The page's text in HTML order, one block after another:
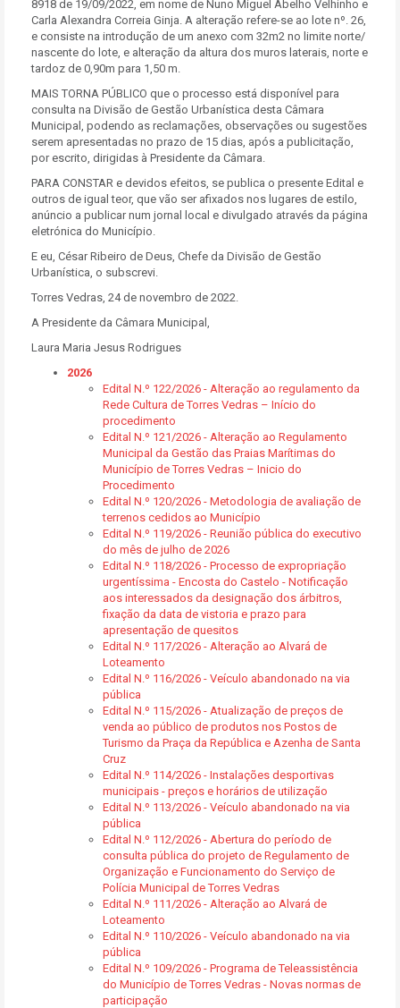
8918 de 19/09/2022, em nome de Nuno Miguel Abelho Velhinho e
Carla Alexandra Correia Ginja. A alteração refere-se ao lote nº. 26,
e consiste na introdução de um anexo com 32m2 no limite norte/
nascente do lote, e alteração da altura dos muros laterais, norte e
tardoz de 0,90m para 1,50 m.
MAIS TORNA PÚBLICO que o processo está disponível para
consulta na Divisão de Gestão Urbanística desta Câmara
Municipal, podendo as reclamações, observações ou sugestões
serem apresentadas no prazo de 15 dias, após a publicitação,
por escrito, dirigidas à Presidente da Câmara.
PARA CONSTAR e devidos efeitos, se publica o presente Edital e
outros de igual teor, que vão ser afixados nos lugares de estilo,
anúncio a publicar num jornal local e divulgado através da página
eletrónica do Município.
E eu, César Ribeiro de Deus, Chefe da Divisão de Gestão
Urbanística, o subscrevi.
Torres Vedras, 24 de novembro de 2022.
A Presidente da Câmara Municipal,
Laura Maria Jesus Rodrigues
2026
Edital N.º 122/2026 - Alteração ao regulamento da
Rede Cultura de Torres Vedras – Início do
procedimento
Edital N.º 121/2026 - Alteração ao Regulamento
Municipal da Gestão das Praias Marítimas do
Município de Torres Vedras – Inicio do
Procedimento
Edital N.º 120/2026 - Metodologia de avaliação de
terrenos cedidos ao Município
Edital N.º 119/2026 - Reunião pública do executivo
do mês de julho de 2026
Edital N.º 118/2026 - Processo de expropriação
urgentíssima - Encosta do Castelo - Notificação
aos interessados da designação dos árbitros,
fixação da data de vistoria e prazo para
apresentação de quesitos
Edital N.º 117/2026 - Alteração ao Alvará de
Loteamento
Edital N.º 116/2026 - Veículo abandonado na via
pública
Edital N.º 115/2026 - Atualização de preços de
venda ao público de produtos nos Postos de
Turismo da Praça da República e Azenha de Santa
Cruz
Edital N.º 114/2026 - Instalações desportivas
municipais - preços e horários de utilização
Edital N.º 113/2026 - Veículo abandonado na via
pública
Edital N.º 112/2026 - Abertura do período de
consulta pública do projeto de Regulamento de
Organização e Funcionamento do Serviço de
Polícia Municipal de Torres Vedras
Edital N.º 111/2026 - Alteração ao Alvará de
Loteamento
Edital N.º 110/2026 - Veículo abandonado na via
pública
Edital N.º 109/2026 - Programa de Teleassistência
do Município de Torres Vedras - Novas normas de
participação